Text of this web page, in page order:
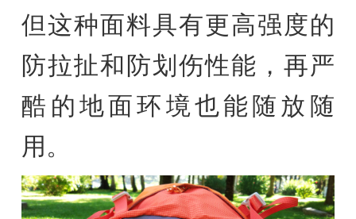
但这种面料具有更高强度的
防拉扯和防划伤性能，再严
酷的地面环境也能随放随
用。